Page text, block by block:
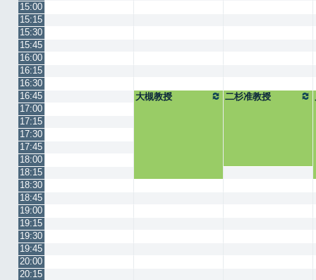
15:00
15:15
15:30
15:45
16:00
16:15
16:30
16:45
大槻教授 二杉准教授
17:00
17:15
17:30
17:45
18:00
18:15
18:30
18:45
19:00
19:15
19:30
19:45
20:00
20:15